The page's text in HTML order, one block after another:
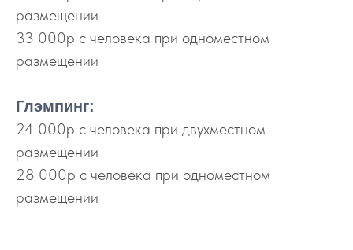
размещении
33 000р с человека при одноместном
размещении
Глэмпинг:
24 000р с человека при двухместном
размещении
28 000р с человека при одноместном
размещении